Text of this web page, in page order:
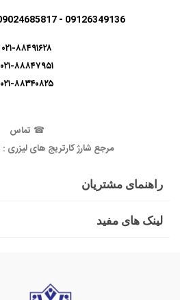
راهنمای مشتریان
لینک های مفید
09126349136 - 09024685817 - 09106703474
۰۲۱-۸۸۴۹۱۶۲۸
۰۲۱-۸۸۸۴۷۹۵۱
۰۲۱-۸۸۳۴۰۸۲۵
☎ تماس
مرجع شارژ کارتریج های لیزری : 02188324275